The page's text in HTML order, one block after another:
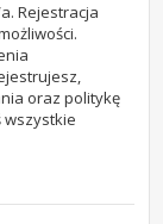
Rejestracja
oraz politykę
wszystkie